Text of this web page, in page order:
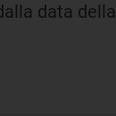
data